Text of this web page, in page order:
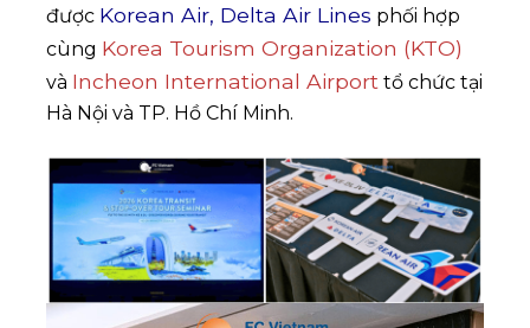
được Korean Air, Delta Air Lines phối hợp
cùng Korea Tourism Organization (KTO)
và Incheon International Airport tổ chức tại
Hà Nội và TP. Hồ Chí Minh.